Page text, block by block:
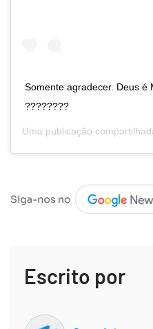
Somente agradecer. Deus é
????????
Uma publicação
Escrito por